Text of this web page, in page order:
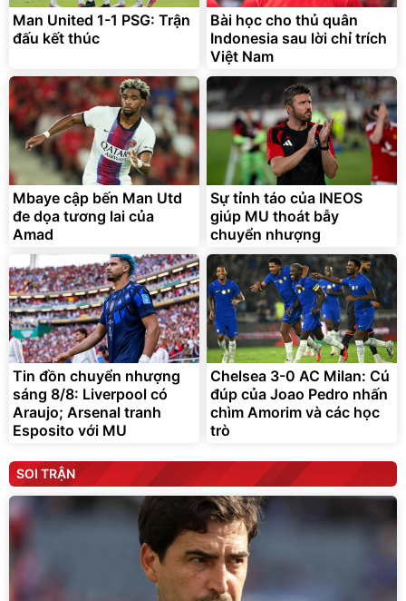
Man United 1-1 PSG: Trận
đấu kết thúc
Bài học cho thủ quân
Indonesia sau lời chỉ trích
Việt Nam
Mbaye cập bến Man Utd
đe dọa tương lai của
Amad
Sự tỉnh táo của INEOS
giúp MU thoát bẫy
chuyển nhượng
Tin đồn chuyển nhượng
sáng 8/8: Liverpool có
Araujo; Arsenal tranh
Esposito với MU
Chelsea 3-0 AC Milan: Cú
đúp của Joao Pedro nhấn
chìm Amorim và các học
trò
SOI TRẬN